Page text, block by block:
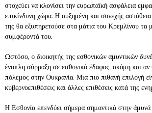
στοχεύει να κλονίσει την ευρωπαϊκή ασφάλεια
επικίνδυνη χώρα. Η αυξημένη και συνεχής
της θα εξυπηρετούσε στα μάτια του Κρεμλίνου τα
συμφέροντά του.
Ωστόσο, ο διοικητής της εσθονικών αμυντικών
ένοπλη σύρραξη σε εσθονικό έδαφος, ακόμη και αν
πόλεμος στην Ουκρανία. Μια πιο πιθανή επιλογή
κυβερνοεπιθέσεις και άλλες επιθέσεις κατά της
Η Εσθονία επενδύει σήμερα σημαντικά στην άμυνά